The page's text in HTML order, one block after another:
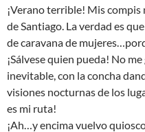
¡Verano terrible! Mis
de Santiago. La verdad es
de caravana de
¡Sálvese quien pueda! No
inevitable, con la concha
visiones nocturnas de los
es mi ruta!
¡Ah…y encima vuelvo